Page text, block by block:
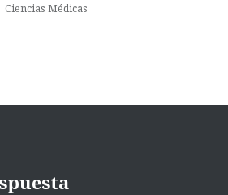
Ciencias Médicas